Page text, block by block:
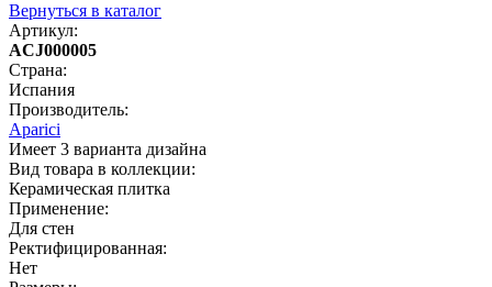
Вернуться в каталог
Артикул:
ACJ000005
Страна:
Испания
Производитель:
Aparici
Имеет 3 варианта дизайна
Вид товара в коллекции:
Керамическая плитка
Применение:
Для стен
Ректифицированная:
Нет